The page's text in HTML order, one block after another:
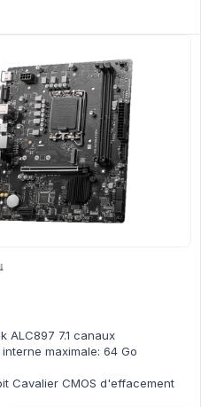
ALC897 7.1 canaux
interne maximale: 64 Go
Cavalier CMOS d'effacement